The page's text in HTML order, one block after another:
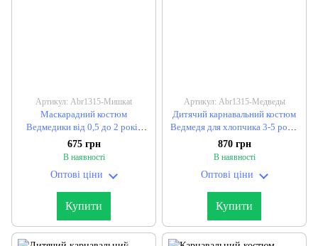
Артикул: Abr1315-Мишкаt
Маскарадний костюм
Ведмедики від 0,5 до 2 років
"KARNAVAL" від прямого
постачальника
675 грн
В наявності
Оптові ціни
Купити
Артикул: Abr1315-Медведьt
Дитячий карнавальний костюм
Ведмедя для хлопчика 3-5 років
"KARNAVAL" від прямого
постачальника
870 грн
В наявності
Оптові ціни
Купити